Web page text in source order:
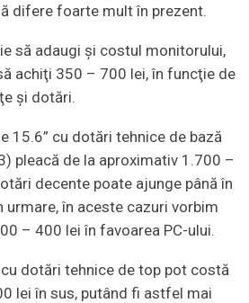
difere foarte mult în prezent.
să adaugi şi costul monitorului,
achiţi 350 – 700 lei, în funcţie de
şi dotări.
15.6” cu dotări tehnice de bază
pleacă de la aproximativ 1.700 –
decente poate ajunge până în
urmare, în aceste cazuri vorbim
– 400 lei în favoarea PC-ului.
dotări tehnice de top pot costă
lei în sus, putând fi astfel mai